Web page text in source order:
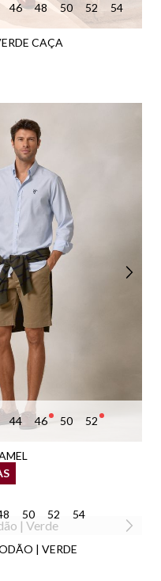
46 48 50 52 54
CAÇA
44 46 50 52
50 52 54
| VERDE